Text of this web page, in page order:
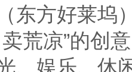
东方好莱坞
荒凉”的创
、娱乐、休